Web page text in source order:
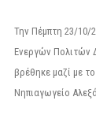
Την Πέμπτη 23/
Ενεργών Πολιτών
βρέθηκε μαζί με
Νηπιαγωγείο